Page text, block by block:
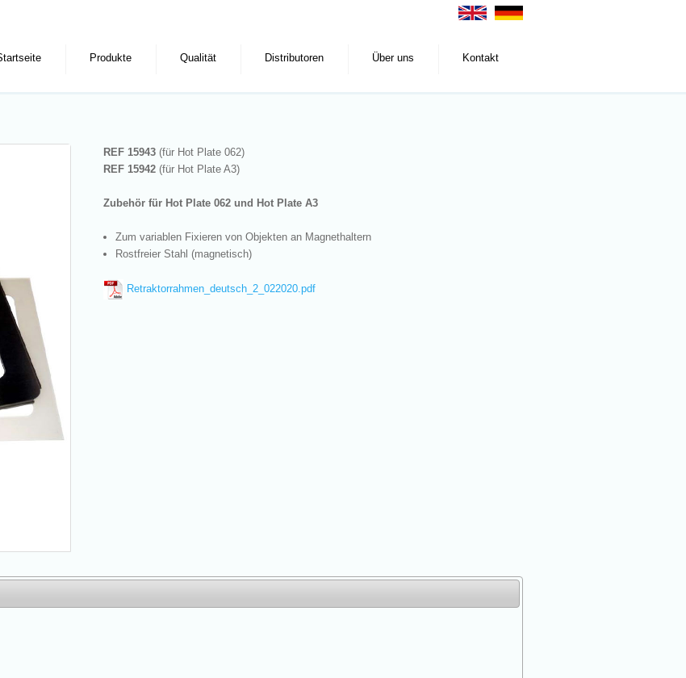
Produkte Qualität Distributoren Über uns Kontakt
REF 15943 (für Hot Plate 062)
REF 15942 (für Hot Plate A3)
Zubehör für Hot Plate 062 und Hot Plate A3
Zum variablen Fixieren von Objekten an Magnethaltern
Rostfreier Stahl (magnetisch)
Retraktorrahmen_deutsch_2_022020.pdf